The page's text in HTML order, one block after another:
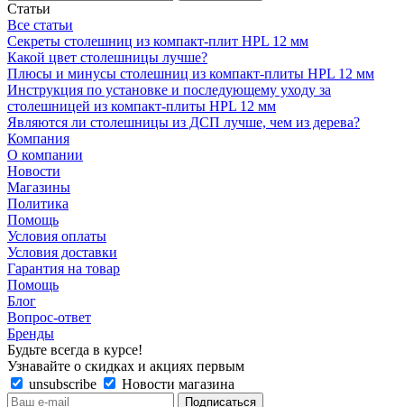
Статьи
Все статьи
Секреты столешниц из компакт-плит HPL 12 мм
Какой цвет столешницы лучше?
Плюсы и минусы столешниц из компакт-плиты HPL 12 мм
Инструкция по установке и последующему уходу за
столешницей из компакт-плиты HPL 12 мм
Являются ли столешницы из ДСП лучше, чем из дерева?
Компания
О компании
Новости
Магазины
Политика
Помощь
Условия оплаты
Условия доставки
Гарантия на товар
Помощь
Блог
Вопрос-ответ
Бренды
Будьте всегда в курсе!
Узнавайте о скидках и акциях первым
unsubscribe
Новости магазина